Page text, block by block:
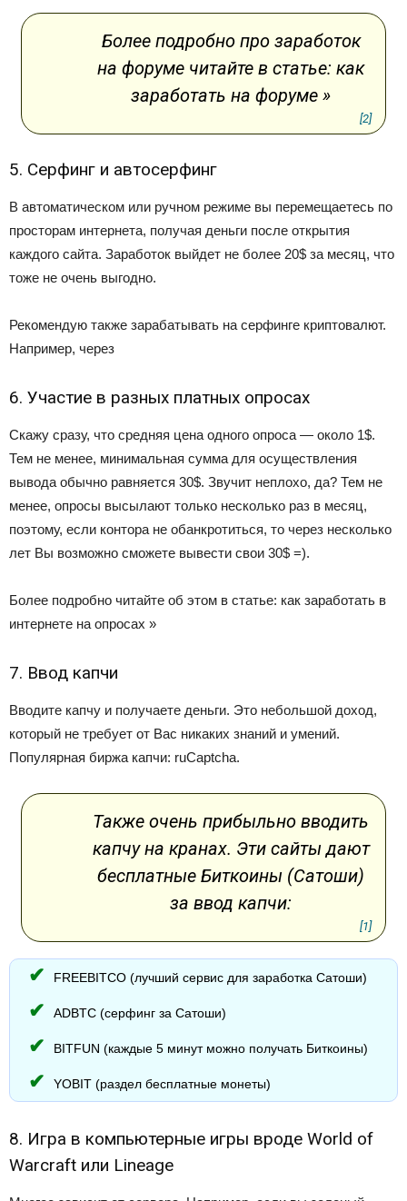
Более подробно про заработок
на форуме читайте в статье: как
заработать на форуме »
[2]
5. Серфинг и автосерфинг
В автоматическом или ручном режиме вы перемещаетесь по
просторам интернета, получая деньги после открытия
каждого сайта. Заработок выйдет не более 20$ за месяц, что
тоже не очень выгодно.
Рекомендую также зарабатывать на серфинге криптовалют.
Например, через
6. Участие в разных платных опросах
Скажу сразу, что средняя цена одного опроса — около 1$.
Тем не менее, минимальная сумма для осуществления
вывода обычно равняется 30$. Звучит неплохо, да? Тем не
менее, опросы высылают только несколько раз в месяц,
поэтому, если контора не обанкротиться, то через несколько
лет Вы возможно сможете вывести свои 30$ =).
Более подробно читайте об этом в статье: как заработать в
интернете на опросах »
7. Ввод капчи
Вводите капчу и получаете деньги. Это небольшой доход,
который не требует от Вас никаких знаний и умений.
Популярная биржа капчи: ruCaptcha.
Также очень прибыльно вводить
капчу на кранах. Эти сайты дают
бесплатные Биткоины (Сатоши)
за ввод капчи:
[1]
FREEBITCO (лучший сервис для заработка Сатоши)
ADBTC (серфинг за Сатоши)
BITFUN (каждые 5 минут можно получать Биткоины)
YOBIT (раздел бесплатные монеты)
8. Игра в компьютерные игры вроде World of
Warcraft или Lineage